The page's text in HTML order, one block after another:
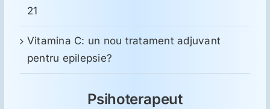
21
Vitamina C: un nou tratament adjuvant
pentru epilepsie?
Psihoterapeut